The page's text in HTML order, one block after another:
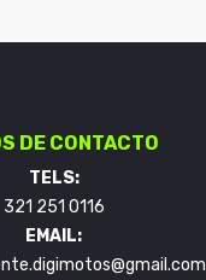
DE CONTACTO
TELS:
321 251 0116
EMAIL: